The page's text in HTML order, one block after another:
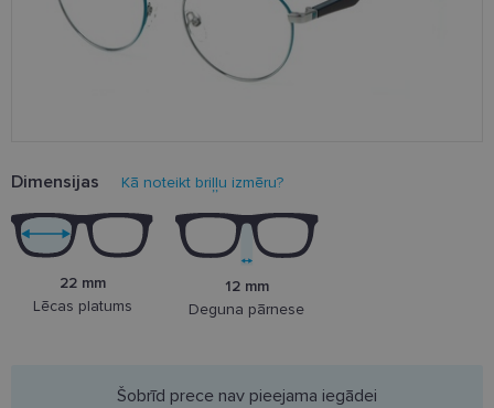
Dimensijas Kā noteikt briļļu izmēru?
22 mm
Lēcas platums
12 mm
Deguna pārnese
Šobrīd prece nav pieejama iegādei